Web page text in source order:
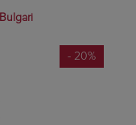
Bulgari
- 20%